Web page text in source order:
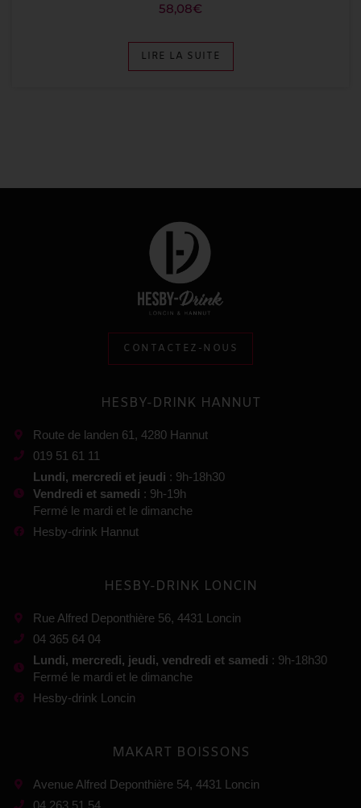
58,08€
LIRE LA SUITE
CONTACTEZ-NOUS
HESBY-DRINK HANNUT
Route de landen 61, 4280 Hannut
019 51 61 11
Lundi, mercredi et jeudi : 9h-18h30
Vendredi et samedi : 9h-19h
Fermé le mardi et le dimanche
Hesby-drink Hannut
HESBY-DRINK LONCIN
Rue Alfred Deponthière 56, 4431 Loncin
04 365 64 04
Lundi, mercredi, jeudi, vendredi et samedi : 9h-18h30
Fermé le mardi et le dimanche
Hesby-drink Loncin
MAKART BOISSONS
Avenue Alfred Deponthière 54, 4431 Loncin
04 263 51 54